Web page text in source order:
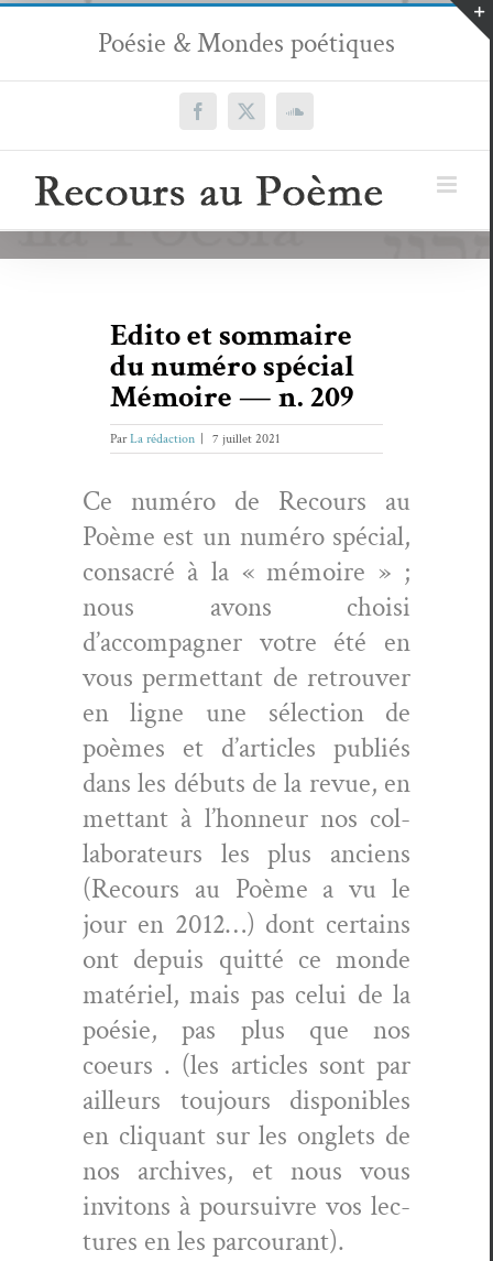
Passer
contenu
Poésie & Mondes poétiques
Facebook
X SoundCloud
Edito et sommaire
du numéro spécial
Mémoire — n. 209
ParLa rédaction 7 juillet 2021
Ce numéro de Recours au
Poème est un numéro spé­cial,
con­sacré à la « mémoire » ;
nous avons choisi
d’accompagner votre été en
vous per­me­t­tant de retrou­ver
en ligne une sélec­tion de
poèmes et d’articles pub­liés
dans les débuts de la revue, en
met­tant à l’honneur nos col­
lab­o­ra­teurs les plus anciens
(Recours au Poème a vu le
jour en 2012…) dont cer­tains
ont depuis quit­té ce monde
matériel, mais pas celui de la
poésie, pas plus que nos
coeurs . (les arti­cles sont par
ailleurs tou­jours disponibles
en cli­quant sur les onglets de
nos archives, et nous vous
invi­tons à pour­suiv­re vos lec­
tures en les parcourant).